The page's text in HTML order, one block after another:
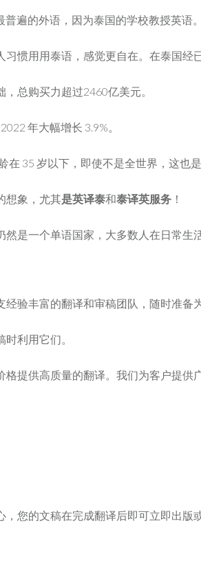
遍的外语，因为泰国的学校教授英语。
惯用用泰语，感觉更自在。在泰国经
总购买力超过2460亿美元。
年大幅增长 3.9%。
35 岁以下，即使不是全世界，这也
想象，尤其是英译泰和泰译英服务 ！
是一个单语国家，大多数人在日常生
经验丰富的翻译和审稿团队，随时准备
利用它们。
提供高质量的翻译。我们为客户提供
您的文稿在完成翻译后即可立即出